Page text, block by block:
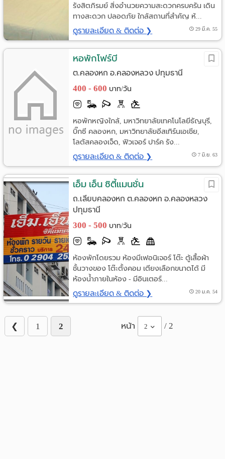
รังสิตภิรมย์ สิ่งอำนวยความสะดวกครบครัน เดิน
ทางสะดวก ปลอดภัย ใกล้สถานที่สำคัญ ห้...
ดูรายละเอียด & ติดต่อ ❯ 29 มี.ค. 55
หอพักโฟร์บี
ต.คลองหก อ.คลองหลวง ปทุมธานี
400 - 600 บาท/วัน
หอพักหญิงใกล้, มหาวิทยาลัยเทคโนโลยีธัญบุรี,
บิ๊กซี คลองหก, มหาวิทยาลัยอีสเทิร์นเอเชีย,
โลตัสคลองเจ็ด, ฟิวเจอร์ ปาร์ค รัง...
ดูรายละเอียด & ติดต่อ ❯ 7 มิ.ย. 63
เอ็ม เอ็น ซิตี้แมนชั่น
ถ.เลียบคลองหก ต.คลองหก อ.คลองหลวง
ปทุมธานี
300 - 500 บาท/วัน
ห้องพักโดยรวม ห้องมีเฟอนิเจอร์ โต๊ะ ตู้เสื้อผ้า
ชั้นวางของ โต๊ะตั้งคอม เตียงเลือกขนาดได้ มี
ห้องน้ำภายในห้อง - มีอินเตอร์...
ดูรายละเอียด & ติดต่อ ❯ 20 ม.ค. 54
❮ 1 2 หน้า 2 / 2